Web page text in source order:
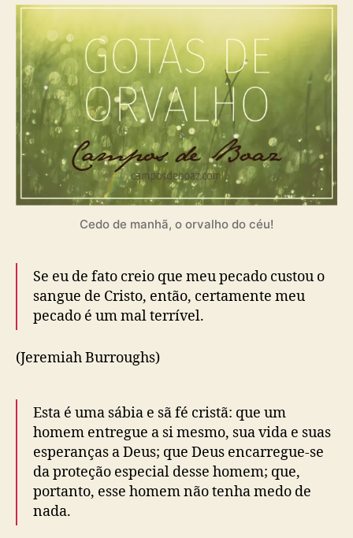
)
Cedo de manhã, o orvalho do céu!
Se eu de fato creio que meu pecado custou o
sangue de Cristo, então, certamente meu
pecado é um mal terrível.
(Jeremiah Burroughs)
Esta é uma sábia e sã fé cristã: que um
homem entregue a si mesmo, sua vida e suas
esperanças a Deus; que Deus encarregue-se
da proteção especial desse homem; que,
portanto, esse homem não tenha medo de
nada.